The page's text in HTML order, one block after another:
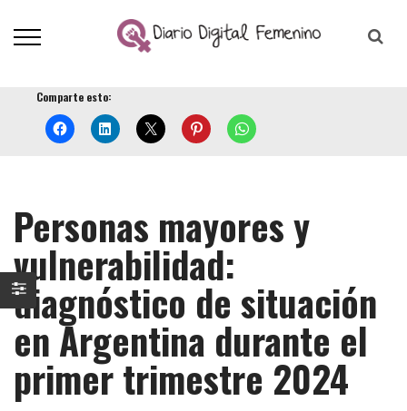
Comparte esto:
Personas mayores y
vulnerabilidad:
diagnóstico de situación
en Argentina durante el
primer trimestre 2024